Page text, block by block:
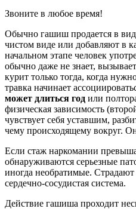
Звоните в любое время!
Обычно гашиш продается в
чистом виде или добавляют в
начальном этапе человек
обычно даже не знает,
курит только тогда, когда
травка начинает
может длиться год или
физическая зависимость
чувствует себя уставшим,
чему происходящему вокруг.
Если стаж наркомании
обнаруживаются серьезные
иногда необратимые.
сердечно-сосудистая система.
Действие гашиша проходит